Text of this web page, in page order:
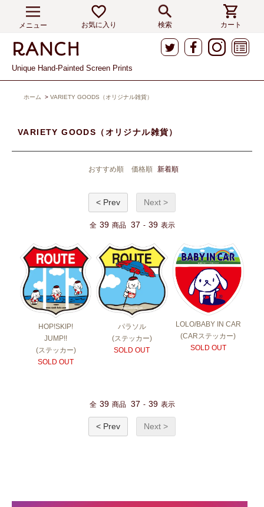
メニュー お気に入り 検索 カート
Unique Hand-Painted Screen Prints
ホーム > VARIETY GOODS（オリジナル雑貨）
VARIETY GOODS（オリジナル雑貨）
おすすめ順 価格順 新着順
< Prev Next >
全 39 商品 37 - 39 表示
HOP!SKIP!
JUMP!!
(ステッカー)
SOLD OUT
パラソル
(ステッカー)
SOLD OUT
LOLO/BABY IN CAR
(CARステッカー)
SOLD OUT
全 39 商品 37 - 39 表示
< Prev Next >